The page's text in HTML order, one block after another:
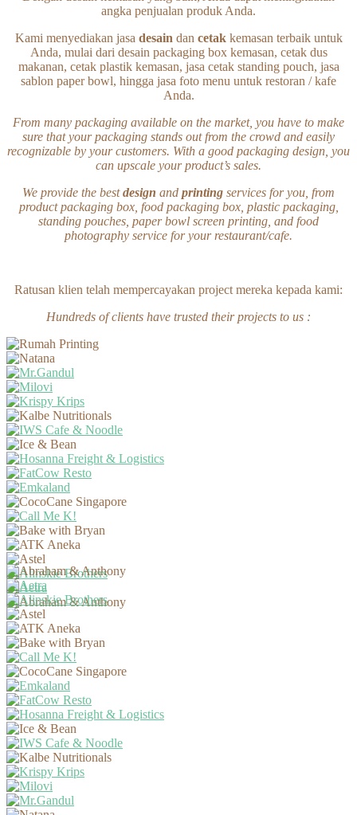
angka penjualan produk Anda.
Kami menyediakan jasa desain dan cetakkemasan terbaik untuk
Anda, mulai dari desain packaging box kemasan, cetak dus
makanan, cetak plastik kemasan, jasa cetak standing pouch, jasa
sablon paper bowl, hingga jasa foto menu untuk restoran / kafe
Anda.
From many packaging available on the market, you have to make
sure that your packaging stands out from the crowd and easily
recognizable by your customers. With a good packaging design, you
can upscale your product’s sales.
We provide the bestdesign and printing services for you, from
product packaging box, food packaging box, plastic packaging,
standing pouches, paper bowl screen printing, and food
photography service for your restaurant/cafe.
Ratusan klien telah mempercayakan project mereka kepada kami:
Hundreds of clients have trusted their projects to us :